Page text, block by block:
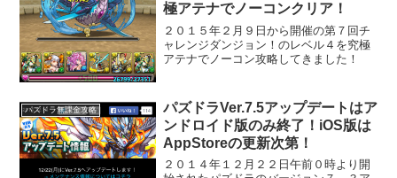
極アテナでノーコンクリア！
２０１５年２月９日から開催の第７回チ
ャレンジダンジョン！のレベル４を究極
アテナでノーコン攻略してきました！
パズドラ無課金攻略
パズドラVer.7.5アップデートはア
ンドロイド版のみ終了！iOS版は
AppStoreの更新次第！
２０１４年１２月２２日午前０時より開